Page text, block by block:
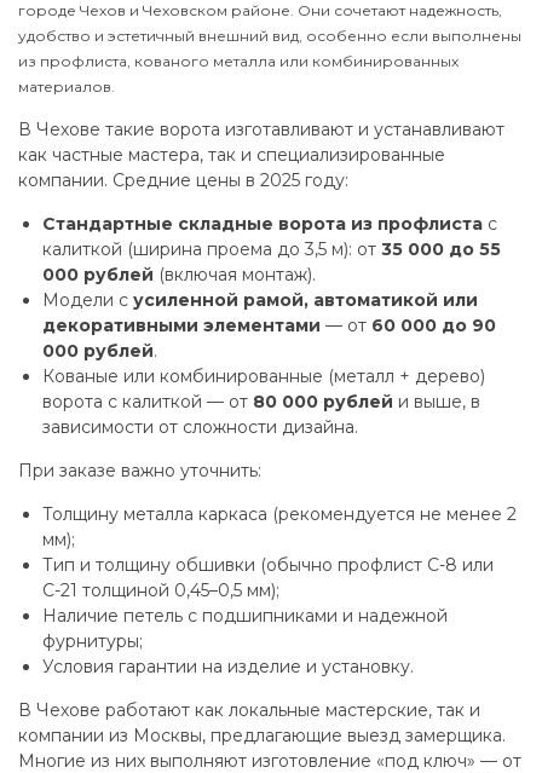
городе Чехов и Чеховском районе. Они сочетают надежность,
удобство и эстетичный внешний вид, особенно если выполнены
из профлиста, кованого металла или комбинированных
материалов.
В Чехове такие ворота изготавливают и устанавливают
как частные мастера, так и специализированные
компании. Средние цены в 2025 году:
Стандартные складные ворота из профлиста с
калиткой (ширина проема до 3,5 м): от 35 000 до 55
000 рублей (включая монтаж).
Модели с усиленной рамой, автоматикой или
декоративными элементами — от 60 000 до 90
000 рублей.
Кованые или комбинированные (металл + дерево)
ворота с калиткой — от 80 000 рублей и выше, в
зависимости от сложности дизайна.
При заказе важно уточнить:
Толщину металла каркаса (рекомендуется не менее 2
мм);
Тип и толщину обшивки (обычно профлист С-8 или
С-21 толщиной 0,45–0,5 мм);
Наличие петель с подшипниками и надежной
фурнитуры;
Условия гарантии на изделие и установку.
В Чехове работают как локальные мастерские, так и
компании из Москвы, предлагающие выезд замерщика.
Многие из них выполняют изготовление «под ключ» — от